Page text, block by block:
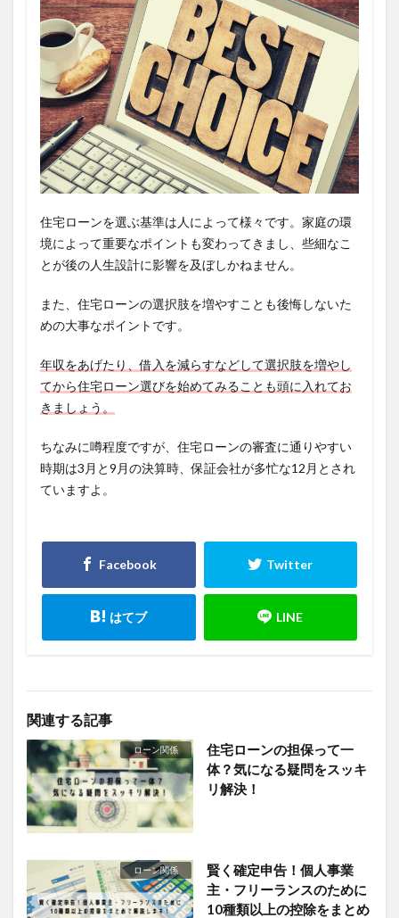
住宅ローンを選ぶ基準は人によって様々です。家庭の環
境によって重要なポイントも変わってきまし、些細なこ
とが後の人生設計に影響を及ぼしかねません。
また、住宅ローンの選択肢を増やすことも後悔しないた
めの大事なポイントです。
年収をあげたり、借入を減らすなどして選択肢を増やし
てから住宅ローン選びを始めてみることも頭に入れてお
きましょう。
ちなみに噂程度ですが、住宅ローンの審査に通りやすい
時期は3月と9月の決算時、保証会社が多忙な12月とされ
ていますよ。
関連する記事
ローン関係
住宅ローンの担保って一
体？気になる疑問をスッキ
リ解決！
ローン関係
賢く確定申告！個人事業
主・フリーランスのために
10種類以上の控除をまとめ